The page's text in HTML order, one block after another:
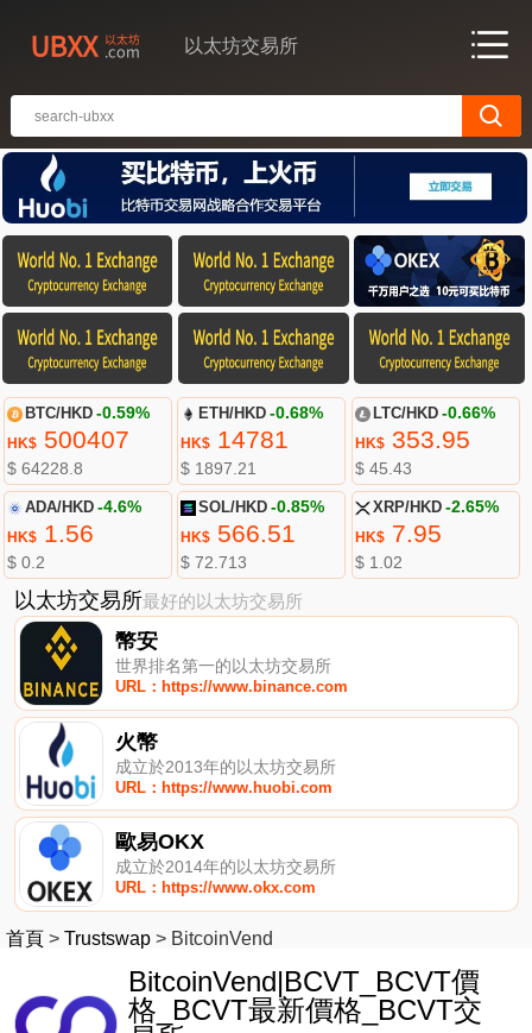
以太坊交易所
BTC/HKD -0.59%
HK$500407
$ 64228.8
ETH/HKD -0.68%
HK$ 14781
$ 1897.21
LTC/HKD -0.66%
HK$353.95
$ 45.43
ADA/HKD -4.6%
HK$1.56
$ 0.2
SOL/HKD -0.85%
HK$ 566.51
$ 72.713
XRP/HKD -2.65%
HK$7.95
$ 1.02
以太坊交易所最好的以太坊交易所
幣安
世界排名第一的以太坊交易所
URL：https://www.binance.com
火幣
成立於2013年的以太坊交易所
URL：https://www.huobi.com
歐易OKX
成立於2014年的以太坊交易所
URL：https://www.okx.com
首頁 > Trustswap > BitcoinVend
BitcoinVend|BCVT_BCVT價
格_BCVT最新價格_BCVT交